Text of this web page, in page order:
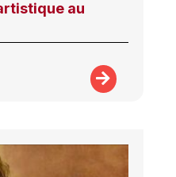
au